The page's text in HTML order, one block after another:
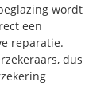
wordt
een
reparatie.
dus